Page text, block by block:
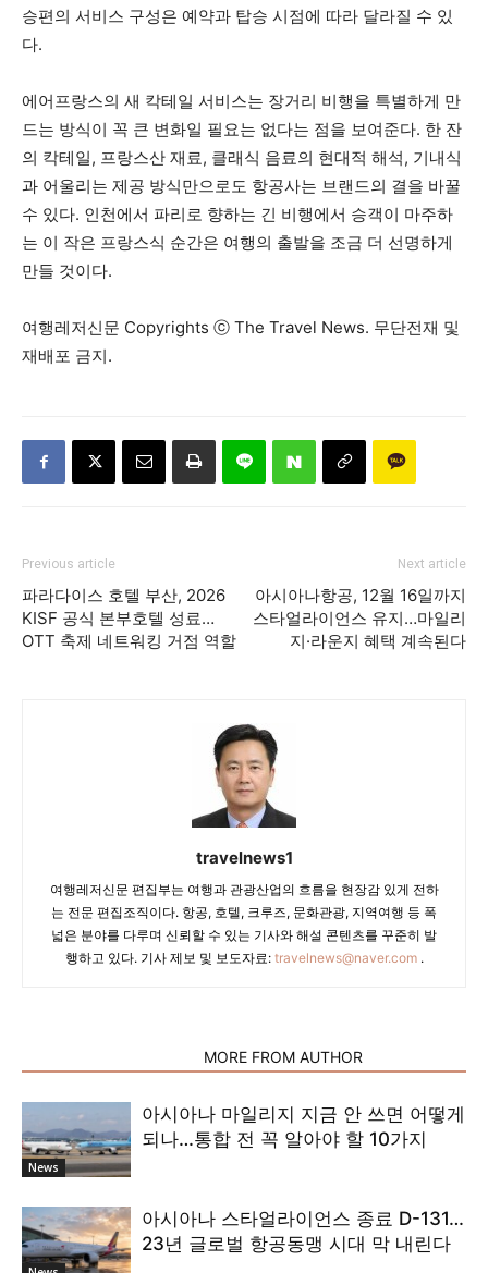
승편의 서비스 구성은 예약과 탑승 시점에 따라 달라질 수 있
다.
에어프랑스의 새 칵테일 서비스는 장거리 비행을 특별하게 만
드는 방식이 꼭 큰 변화일 필요는 없다는 점을 보여준다. 한 잔
의 칵테일, 프랑스산 재료, 클래식 음료의 현대적 해석, 기내식
과 어울리는 제공 방식만으로도 항공사는 브랜드의 결을 바꿀
수 있다. 인천에서 파리로 향하는 긴 비행에서 승객이 마주하
는 이 작은 프랑스식 순간은 여행의 출발을 조금 더 선명하게
만들 것이다.
여행레저신문 Copyrights ⓒ The Travel News. 무단전재 및
재배포 금지.
Previous article
파라다이스 호텔 부산, 2026
KISF 공식 본부호텔 성료…
OTT 축제 네트워킹 거점 역할
Next article
아시아나항공, 12월 16일까지
스타얼라이언스 유지…마일리
지·라운지 혜택 계속된다
travelnews1
여행레저신문 편집부는 여행과 관광산업의 흐름을 현장감 있게 전하
는 전문 편집조직이다. 항공, 호텔, 크루즈, 문화관광, 지역여행 등 폭
넓은 분야를 다루며 신뢰할 수 있는 기사와 해설 콘텐츠를 꾸준히 발
행하고 있다. 기사 제보 및 보도자료: travelnews@naver.com.
MORE FROM AUTHOR
News
아시아나 마일리지 지금 안 쓰면 어떻게
되나…통합 전 꼭 알아야 할 10가지
아시아나 스타얼라이언스 종료 D-131…
23년 글로벌 항공동맹 시대 막 내린다